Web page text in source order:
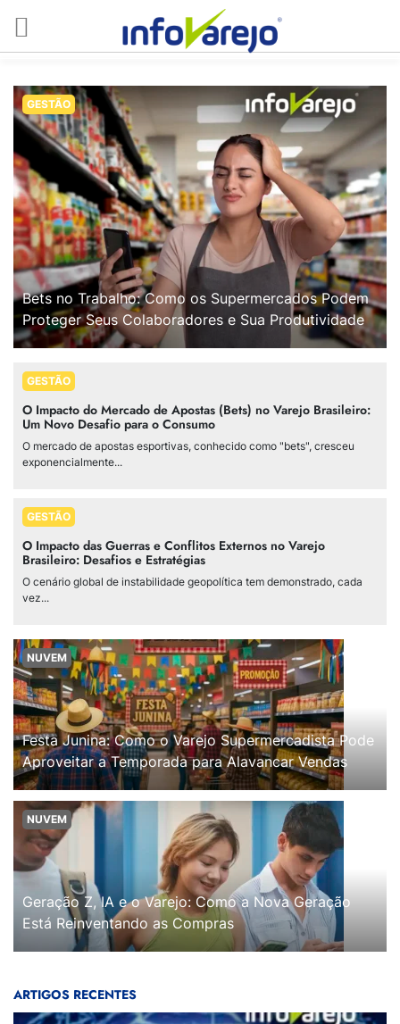
GESTÃO
Bets no Trabalho: Como os Supermercados Podem
Proteger Seus Colaboradores e Sua Produtividade
GESTÃO
O Impacto do Mercado de Apostas (Bets) no Varejo Brasileiro:
Um Novo Desafio para o Consumo
O mercado de apostas esportivas, conhecido como "bets", cresceu
exponencialmente...
GESTÃO
O Impacto das Guerras e Conflitos Externos no Varejo
Brasileiro: Desafios e Estratégias
O cenário global de instabilidade geopolítica tem demonstrado, cada
vez...
NUVEM
Festa Junina: Como o Varejo Supermercadista Pode
Aproveitar a Temporada para Alavancar Vendas
NUVEM
Geração Z, IA e o Varejo: Como a Nova Geração
Está Reinventando as Compras
ARTIGOS RECENTES